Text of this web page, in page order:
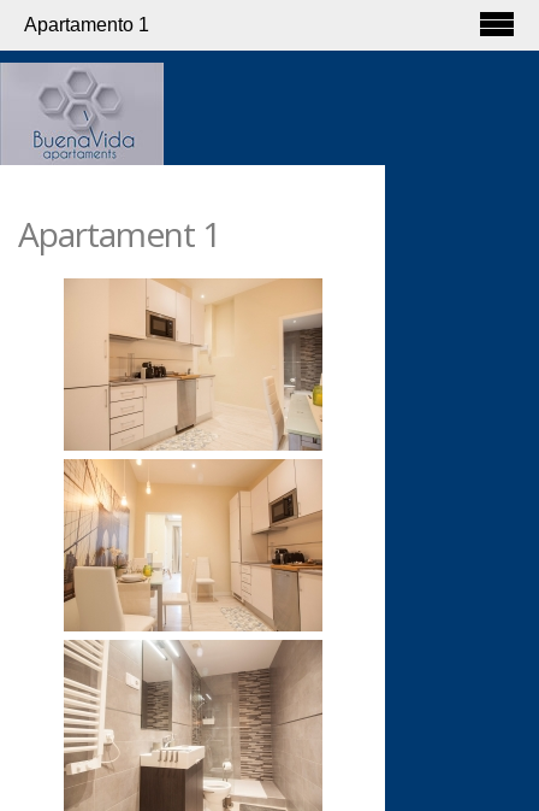
Apartamento 1
Apartament 1